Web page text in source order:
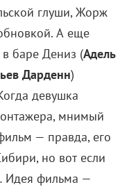
глуши, Жорж
А еще
баре Дениз (Адель
Дарденн)
девушка
мнимый
— правда, его
но вот если
Идея фильма —